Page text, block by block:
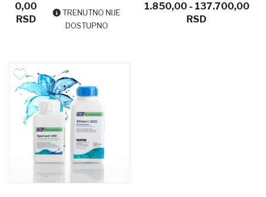
EPOXY RESIN - epoksi
0,00
RSD
TRENUTNO NIJE
DOSTUPNO
smola
1.850,00 - 137.700,00
RSD